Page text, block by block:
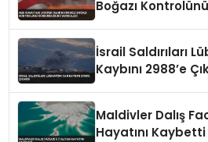
Boğazı
İsrail Saldırıları
Kaybını 2988’e
Maldivler Dalış
Hayatını Kaybetti